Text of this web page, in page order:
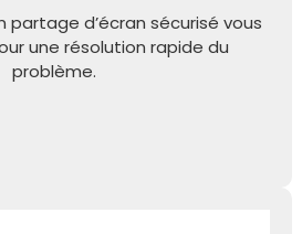
partage d’écran sécurisé vous
une résolution rapide du
problème.